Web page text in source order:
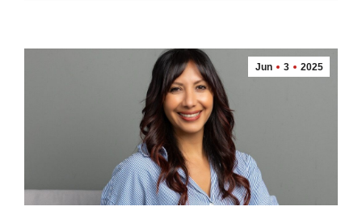
Jun 3 2025